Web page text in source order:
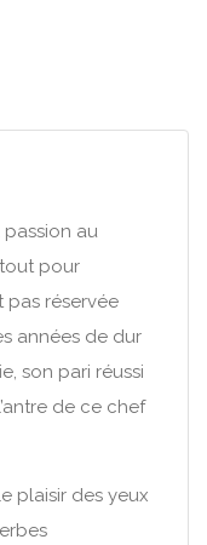
passion au
pour
pas réservée
années de dur
son pari réussi
de ce chef
plaisir des yeux